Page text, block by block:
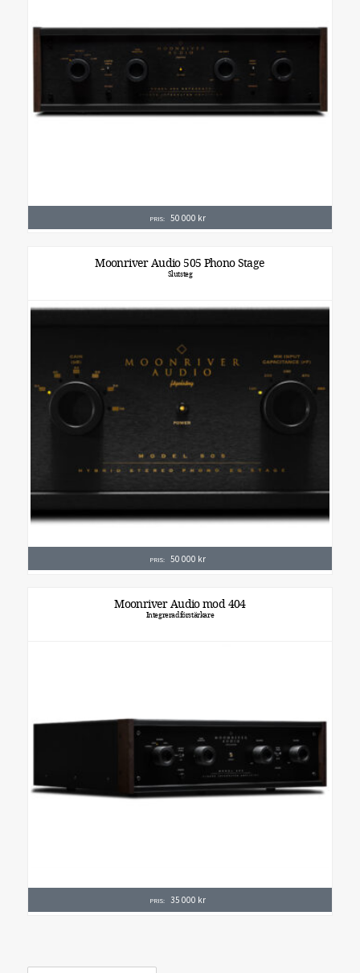
PRIS: 50 000 kr
Moonriver Audio 505 Phono Stage
Slutsteg
PRIS: 50 000 kr
Moonriver Audio mod 404
Integreradförstärkare
PRIS: 35 000 kr